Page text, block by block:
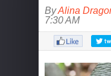
ByAlina
7:30 AM